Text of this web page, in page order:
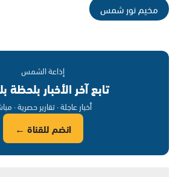
مخيم نور شمس
إذاعة الشمس
تابع آخر الأخبار بلحظة
أخبار عاجلة · تقارير حصرية ·
انضم للقناة ←